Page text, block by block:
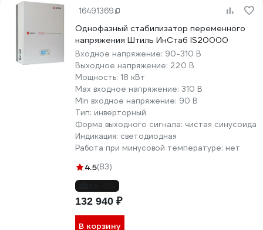
16491369
Однофазный стабилизатор переменного
напряжения Штиль ИнСтаб IS20000
Входное напряжение: 90-310 В
Выходное напряжение: 220 В
Мощность: 18 кВт
Max входное напряжение: 310 В
Min входное напряжение: 90 В
Тип: инверторный
Форма выходного сигнала: чистая синусоида
Индикация: светодиодная
Работа при минусовой температуре: нет
4.5(83)
132 940 ₽
В корзину